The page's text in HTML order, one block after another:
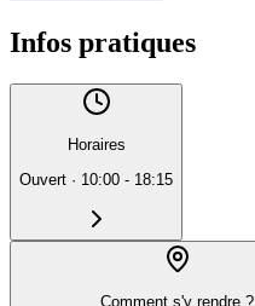
Infos pratiques
Horaires
Ouvert · 10:00 - 18:15
Comment s'y rendre ?